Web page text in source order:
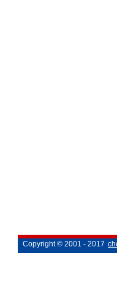
Copyright © 2001 - 2017